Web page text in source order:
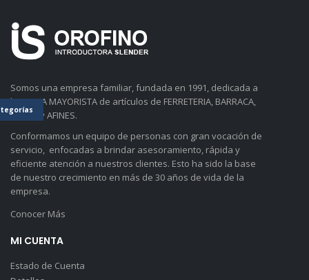
Somos una empresa familiar, fundada en 1991, dedicada a
la VENTA MAYORISTA de artículos de FERRETERIA, BARRACA,
BAZAR y AFINES.
Conformamos un equipo de personas con gran vocación de
servicio, enfocadas a brindar asesoramiento, rápida y
eficiente atención a nuestros clientes. Esto ha sido la base
de nuestro crecimiento en más de 30 años de vida de la
empresa.
Conocer Más
MI CUENTA
Estado de Cuenta